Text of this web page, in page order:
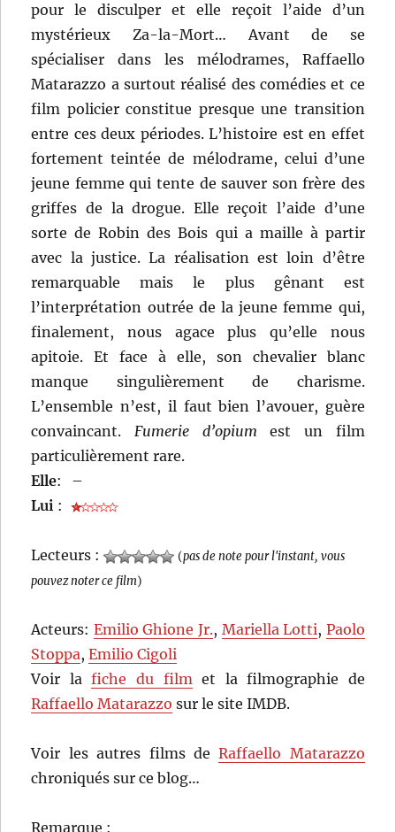
pour le disculper et elle reçoit l’aide d’un
mystérieux Za-la-Mort… Avant de se
spécialiser dans les mélodrames, Raffaello
Matarazzo a surtout réalisé des comédies et ce
film policier constitue presque une transition
entre ces deux périodes. L’histoire est en effet
fortement teintée de mélodrame, celui d’une
jeune femme qui tente de sauver son frère des
griffes de la drogue. Elle reçoit l’aide d’une
sorte de Robin des Bois qui a maille à partir
avec la justice. La réalisation est loin d’être
remarquable mais le plus gênant est
l’interprétation outrée de la jeune femme qui,
finalement, nous agace plus qu’elle nous
apitoie. Et face à elle, son chevalier blanc
manque singulièrement de charisme.
L’ensemble n’est, il faut bien l’avouer, guère
convaincant. Fumerie d’opium est un film
particulièrement rare.
Elle:
–
Lui :
Lecteurs : (pas de note pour l'instant, vous
pouvez noter ce film)
Acteurs: Emilio Ghione Jr., Mariella Lotti, Paolo
Stoppa,Emilio Cigoli
Voir lafiche du filmet la filmographie de
Raffaello Matarazzo sur le site IMDB.
Voir les autres films deRaffaello Matarazzo
chroniqués sur ce blog…
Remarque :